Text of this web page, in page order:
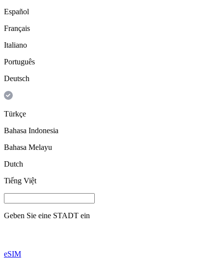
Español
Français
Italiano
Português
Deutsch
Türkçe
Bahasa Indonesia
Bahasa Melayu
Dutch
Tiếng Việt
Geben Sie eine STADT ein
eSIM